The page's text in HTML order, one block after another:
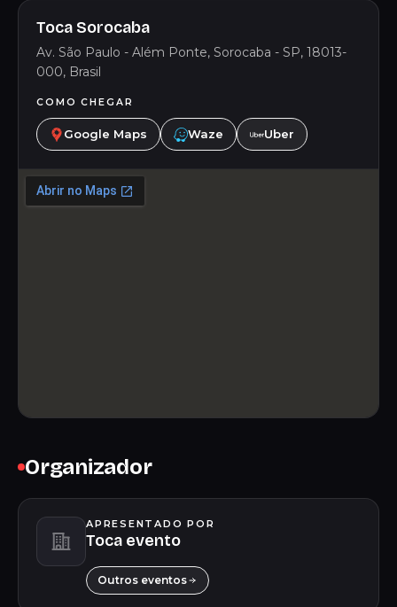
Toca Sorocaba
Av. São Paulo - Além Ponte, Sorocaba - SP, 18013-
000, Brasil
COMO CHEGAR
Google Maps Waze Uber
Organizador
APRESENTADO POR
Toca evento
Outros eventos